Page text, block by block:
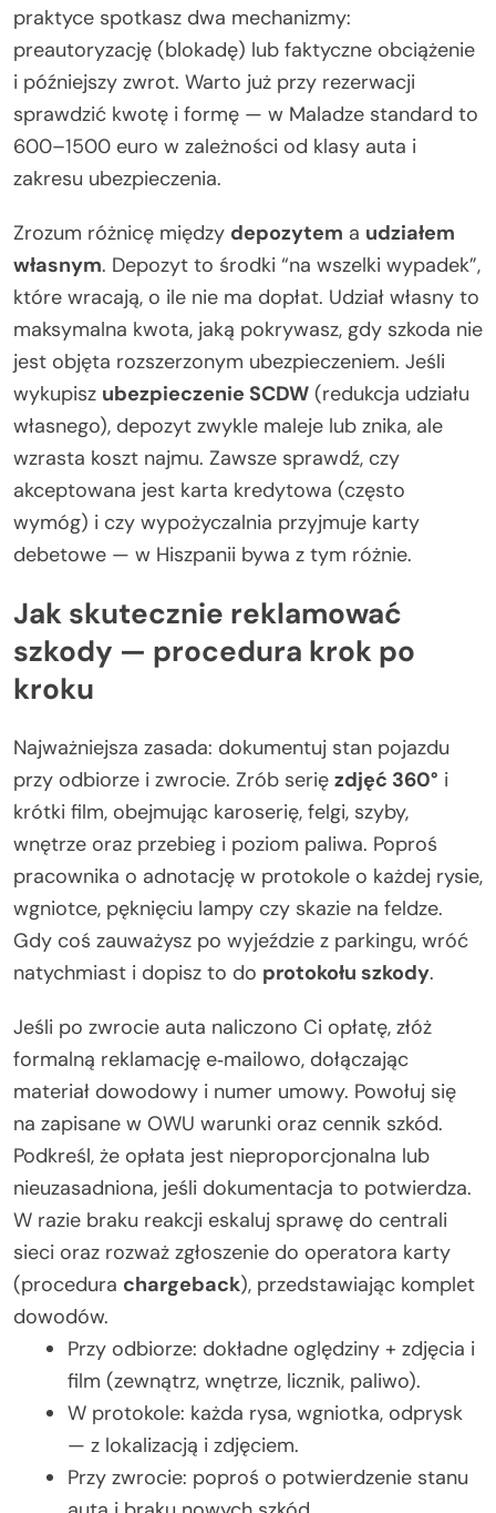
praktyce spotkasz dwa mechanizmy:
preautoryzację (blokadę) lub faktyczne obciążenie
i późniejszy zwrot. Warto już przy rezerwacji
sprawdzić kwotę i formę — w Maladze standard to
600–1500 euro w zależności od klasy auta i
zakresu ubezpieczenia.
Zrozum różnicę między depozytem a udziałem
własnym. Depozyt to środki “na wszelki wypadek”,
które wracają, o ile nie ma dopłat. Udział własny to
maksymalna kwota, jaką pokrywasz, gdy szkoda nie
jest objęta rozszerzonym ubezpieczeniem. Jeśli
wykupisz ubezpieczenie SCDW (redukcja udziału
własnego), depozyt zwykle maleje lub znika, ale
wzrasta koszt najmu. Zawsze sprawdź, czy
akceptowana jest karta kredytowa (często
wymóg) i czy wypożyczalnia przyjmuje karty
debetowe — w Hiszpanii bywa z tym różnie.
Jak skutecznie reklamować
szkody — procedura krok po
kroku
Najważniejsza zasada: dokumentuj stan pojazdu
przy odbiorze i zwrocie. Zrób serię zdjęć 360° i
krótki film, obejmując karoserię, felgi, szyby,
wnętrze oraz przebieg i poziom paliwa. Poproś
pracownika o adnotację w protokole o każdej rysie,
wgniotce, pęknięciu lampy czy skazie na feldze.
Gdy coś zauważysz po wyjeździe z parkingu, wróć
natychmiast i dopisz to do protokołu szkody.
Jeśli po zwrocie auta naliczono Ci opłatę, złóż
formalną reklamację e‑mailowo, dołączając
materiał dowodowy i numer umowy. Powołuj się
na zapisane w OWU warunki oraz cennik szkód.
Podkreśl, że opłata jest nieproporcjonalna lub
nieuzasadniona, jeśli dokumentacja to potwierdza.
W razie braku reakcji eskaluj sprawę do centrali
sieci oraz rozważ zgłoszenie do operatora karty
(procedura chargeback), przedstawiając komplet
dowodów.
Przy odbiorze: dokładne oględziny + zdjęcia i
film (zewnątrz, wnętrze, licznik, paliwo).
W protokole: każda rysa, wgniotka, odprysk
— z lokalizacją i zdjęciem.
Przy zwrocie: poproś o potwierdzenie stanu